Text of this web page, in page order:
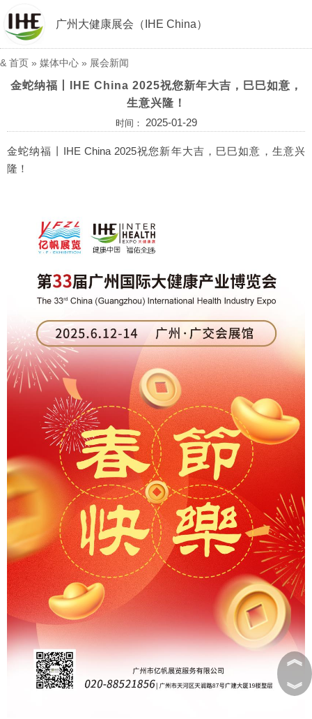
广州大健康展会（IHE China）
& 首页 » 媒体中心 » 展会新闻
金蛇纳福丨IHE China 2025祝您新年大吉，巳巳如意，
生意兴隆！
时间： 2025-01-29
金蛇纳福丨IHE China 2025祝您新年大吉，巳巳如意，生意兴
隆！
︽
︾